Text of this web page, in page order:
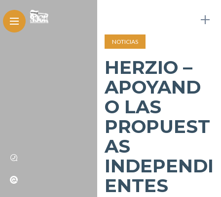
NOTICIAS
HERZIO –
APOYAND
O LAS
PROPUEST
AS
INDEPENDI
ENTES